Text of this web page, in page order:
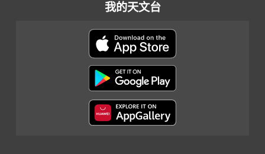
我的天文台